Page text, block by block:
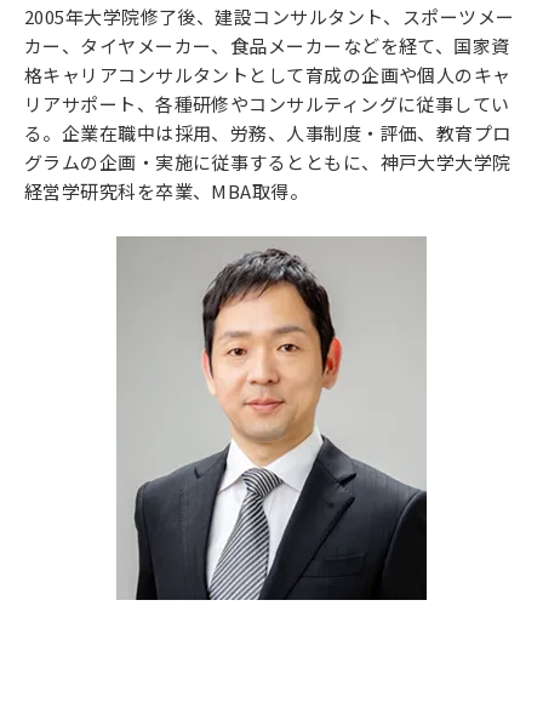
2005年大学院修了後、建設コンサルタント、スポーツメー
カー、タイヤメーカー、食品メーカーなどを経て、国家資
格キャリアコンサルタントとして育成の企画や個人のキャ
リアサポート、各種研修やコンサルティングに従事してい
る。企業在職中は採用、労務、人事制度・評価、教育プロ
グラムの企画・実施に従事するとともに、神戸大学大学院
経営学研究科を卒業、MBA取得。